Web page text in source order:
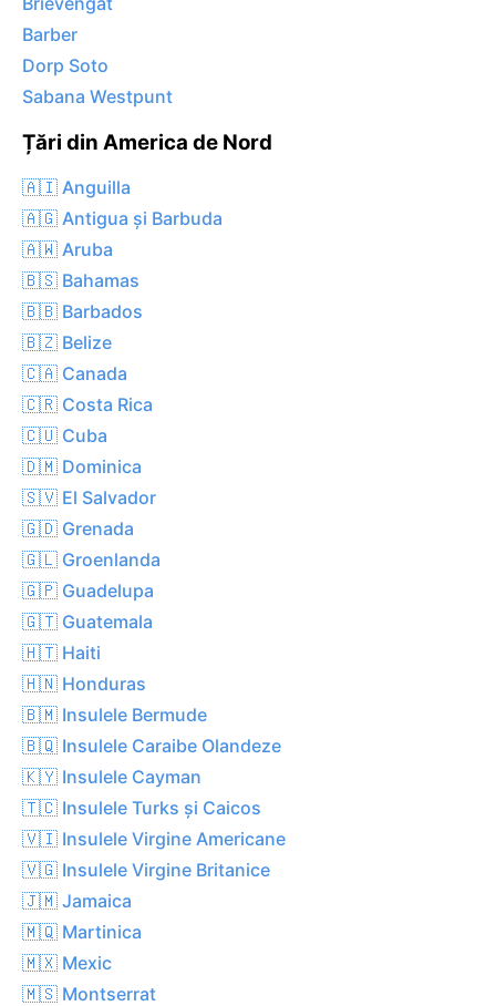
Barber
Dorp Soto
Sabana Westpunt
Țări din America de Nord
🇦🇮 Anguilla
🇦🇬 Antigua și Barbuda
🇦🇼 Aruba
🇧🇸 Bahamas
🇧🇧 Barbados
🇧🇿 Belize
🇨🇦 Canada
🇨🇷 Costa Rica
🇨🇺 Cuba
🇩🇲 Dominica
🇸🇻 El Salvador
🇬🇩 Grenada
🇬🇱 Groenlanda
🇬🇵 Guadelupa
🇬🇹 Guatemala
🇭🇹 Haiti
🇭🇳 Honduras
🇧🇲 Insulele Bermude
🇧🇶 Insulele Caraibe Olandeze
🇰🇾 Insulele Cayman
🇹🇨 Insulele Turks și Caicos
🇻🇮 Insulele Virgine Americane
🇻🇬 Insulele Virgine Britanice
🇯🇲 Jamaica
🇲🇶 Martinica
🇲🇽 Mexic
🇲🇸 Montserrat